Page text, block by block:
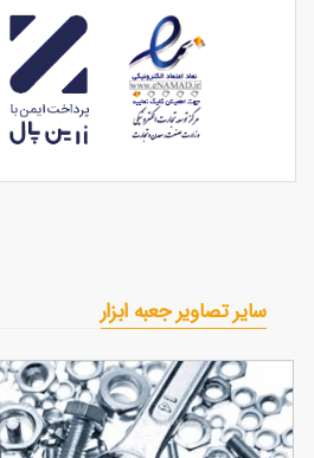
سایر تصاویر جعبه ابزار